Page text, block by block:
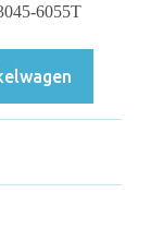
6055T